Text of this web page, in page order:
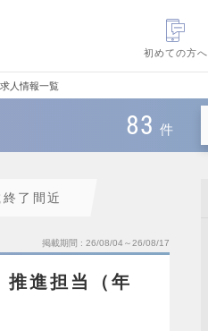
初めての方へ
人情報一覧
83 件
了間近
掲載期間 26/08/04～26/08/17
進担当（年